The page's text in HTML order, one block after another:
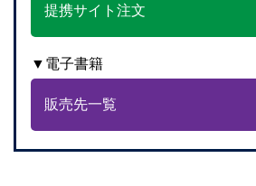
提携サイト注文
▼電子書籍
販売先一覧